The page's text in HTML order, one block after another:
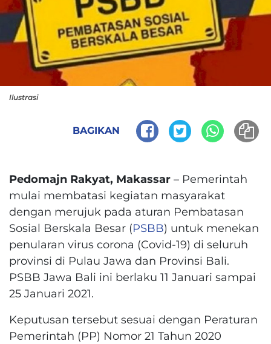
Ilustrasi
BAGIKAN
Pedomajn Rakyat, Makassar – Pemerintah
mulai membatasi kegiatan masyarakat
dengan merujuk pada aturan Pembatasan
Sosial Berskala Besar (PSBB) untuk menekan
penularan virus corona (Covid-19) di seluruh
provinsi di Pulau Jawa dan Provinsi Bali.
PSBB Jawa Bali ini berlaku 11 Januari sampai
25 Januari 2021.
Keputusan tersebut sesuai dengan Peraturan
Pemerintah (PP) Nomor 21 Tahun 2020